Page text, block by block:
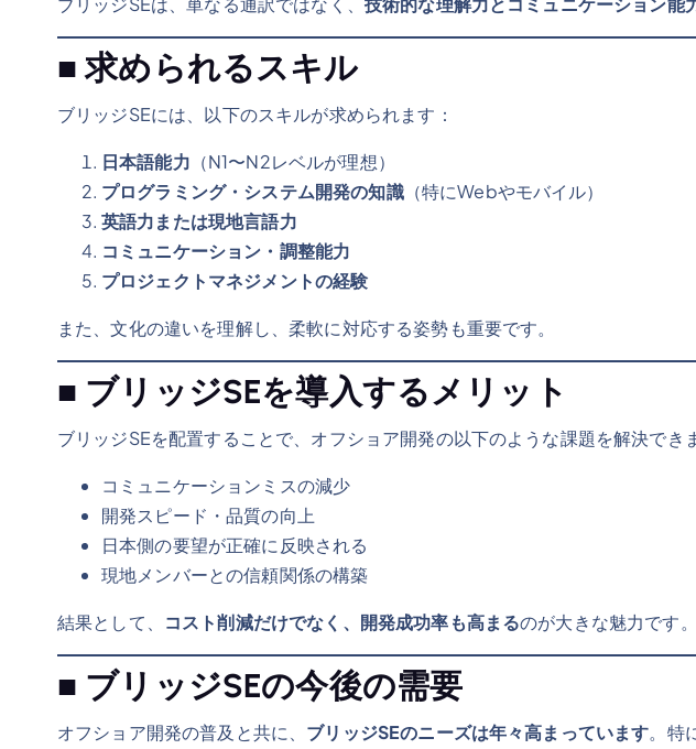
■ 求められるスキル
ブリッジSEには、以下のスキルが求められます：
日本語能力 （N1〜N2レベルが理想）
プログラミング・システム開発の知識（特にWebやモバイル）
英語力または現地言語力
コミュニケーション・調整能力
プロジェクトマネジメントの経験
また、文化の違いを理解し、柔軟に対応する姿勢も重要です。
■ ブリッジSEを導入するメリット
ブリッジSEを配置することで、オフショア開発の以下のような課題を解決でき
コミュニケーションミスの減少
開発スピード・品質の向上
日本側の要望が正確に反映される
現地メンバーとの信頼関係の構築
結果として、 コスト削減だけでなく、開発成功率も高まるのが大きな魅力です。
■ ブリッジSEの今後の需要
オフショア開発の普及と共に、 ブリッジSEのニーズは年々高まっています。特